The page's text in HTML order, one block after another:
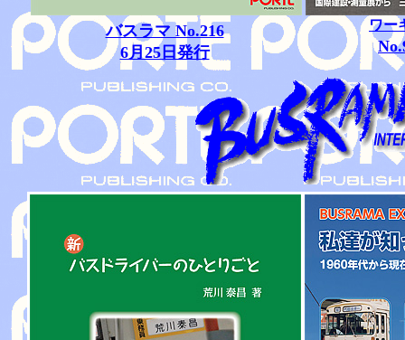
バスラマ No.216
6月25日発行
ワー